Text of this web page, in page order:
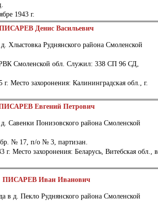
1943 г.
Денис Васильевич
Хлыстовка Руднянского района Смоленской
Смоленской обл. Служил: 338 СП 96 СД,
Место захоронения: Калининградская обл., г.
Евгений Петрович
Савенки Понизовского района Смоленской
№ 17, п/о № 3, партизан.
г. Место захоронения: Беларусь, Витебская обл., в
ПИСАРЕВ Иван Иванович
в д. Пекло Руднянского района Смоленской